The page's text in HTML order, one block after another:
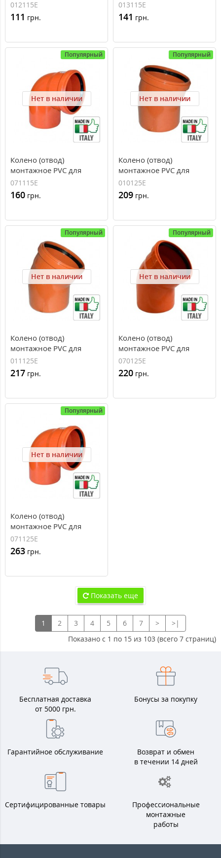
наружной канализации
Redi O110x45°
012115E
111 грн.
наружной канализации
Redi O110x67°
013115E
141 грн.
Популярный
Нет в наличии
Колено (отвод)
монтажное PVC для
наружной канализации
Redi O110x87°
071115E
160 грн.
Популярный
Нет в наличии
Колено (отвод)
монтажное PVC для
наружной канализации
Redi O125x15°
010125E
209 грн.
Популярный
Нет в наличии
Колено (отвод)
монтажное PVC для
наружной канализации
Redi O125x30°
011125E
217 грн.
Популярный
Нет в наличии
Колено (отвод)
монтажное PVC для
наружной канализации
Redi O125x45°
070125E
220 грн.
Популярный
Нет в наличии
Колено (отвод)
монтажное PVC для
наружной канализации
Redi O125x87°
071125E
263 грн.
Показать еще
1 2 3 4 5 6 7 >
>|
Показано с 1 по 15 из 103 (всего 7 страниц)
Бесплатная доставка
от 5000 грн.
Бонусы за покупку
Гарантийное обслуживание
Возврат и обмен
в течении 14 дней
Сертифицированные товары
Профессиональные
монтажные
работы